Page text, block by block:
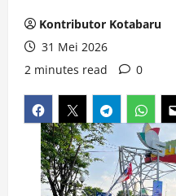
Kontributor Kotabaru
31 Mei 2026
2 minutes read
0